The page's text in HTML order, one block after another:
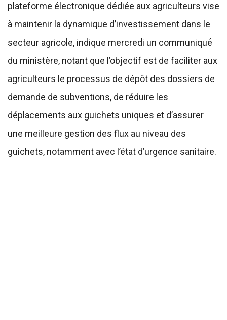
plateforme électronique dédiée aux agriculteurs vise
à maintenir la dynamique d’investissement dans le
secteur agricole, indique mercredi un communiqué
du ministère, notant que l’objectif est de faciliter aux
agriculteurs le processus de dépôt des dossiers de
demande de subventions, de réduire les
déplacements aux guichets uniques et d’assurer
une meilleure gestion des flux au niveau des
guichets, notamment avec l’état d’urgence sanitaire.